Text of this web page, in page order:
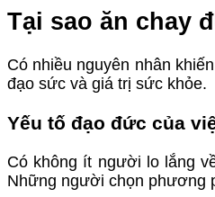
Tại sao ăn chay
Có nhiều nguyên nhân
đạo sức và giá trị sức khỏe.
Yếu tố đạo đức của
Có không ít người lo lắng
Những người chọn phương